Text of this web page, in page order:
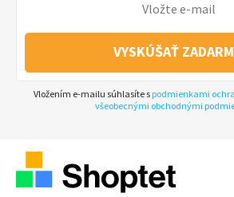
VYSKÚŠAŤ
Vložením e-mailu súhlasíte s podmienkami
všeobecnými obchodnými